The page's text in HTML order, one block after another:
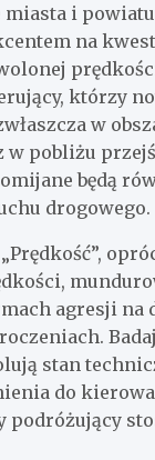
i powiatu
na
którzy
w
w pobliżu
będą
drogowego.
agresji na
stan
do
podróżujący